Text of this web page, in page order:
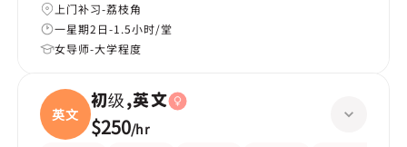
上门补习-荔枝角
一星期2日-1.5小时/堂
女导师-大学程度
英文
初级,英文
$250/hr